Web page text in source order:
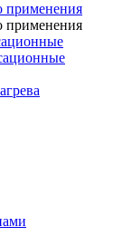
применения
применения